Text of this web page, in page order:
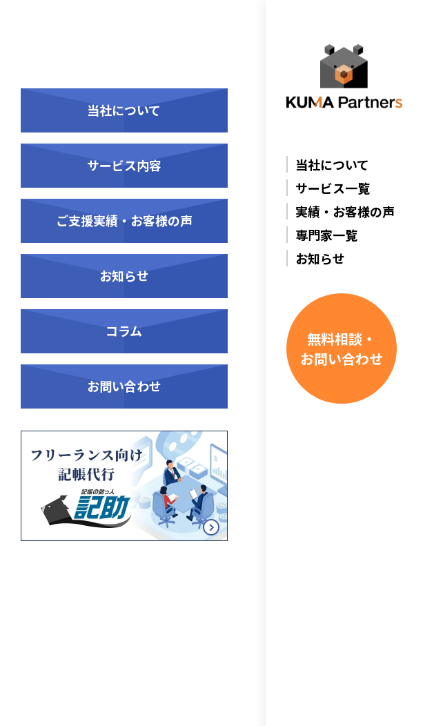
当社について
サービス一覧
実績・お客様の声
専門家一覧
お知らせ
無料相談・
お問い合わせ
当社について
サービス内容
ご支援実績・お客様の声
お知らせ
コラム
お問い合わせ